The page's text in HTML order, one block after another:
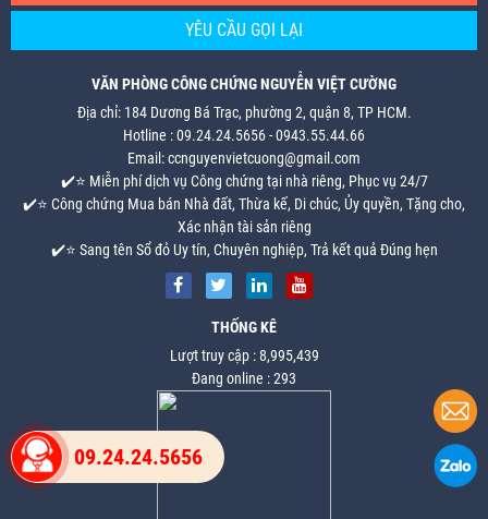
YÊU CẦU GỌI LẠI
VĂN PHÒNG CÔNG CHỨNG NGUYỄN VIỆT CƯỜNG
Địa chỉ: 184 Dương Bá Trạc, phường 2, quận 8, TP HCM.
Hotline : 09.24.24.5656 - 0943.55.44.66
Email: ccnguyenvietcuong@gmail.com
✔️⭐ Miễn phí dịch vụ Công chứng tại nhà riêng, Phục vụ 24/7
✔️⭐ Công chứng Mua bán Nhà đất, Thừa kế, Di chúc, Ủy quyền, Tặng cho,
Xác nhận tài sản riêng
✔️⭐ Sang tên Sổ đỏ Uy tín, Chuyên nghiệp, Trả kết quả Đúng hẹn
THỐNG KÊ
Lượt truy cập : 8,995,439
Đang online : 293
09.24.24.5656